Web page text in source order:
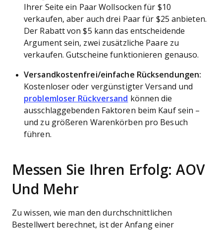
Ihrer Seite ein Paar Wollsocken für $10
verkaufen, aber auch drei Paar für $25 anbieten.
Der Rabatt von $5 kann das entscheidende
Argument sein, zwei zusätzliche Paare zu
verkaufen. Gutscheine funktionieren genauso.
Versandkostenfrei/einfache Rücksendungen:
Kostenloser oder vergünstigter Versand und
problemloser Rückversand
können die
ausschlaggebenden Faktoren beim Kauf sein –
und zu größeren Warenkörben pro Besuch
führen.
Messen Sie Ihren Erfolg: AOV
Und Mehr
Zu wissen, wie man den durchschnittlichen
Bestellwert berechnet, ist der Anfang einer